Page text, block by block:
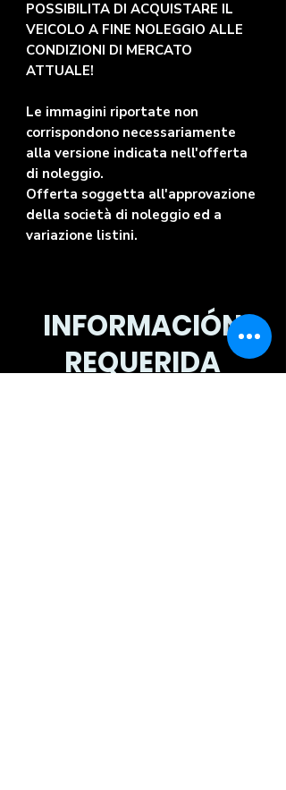
POSSIBILITA DI ACQUISTARE IL
VEICOLO A FINE NOLEGGIO ALLE
CONDIZIONI DI MERCATO
ATTUALE!
Le immagini riportate non
corrispondono necessariamente
alla versione indicata nell'offerta
di noleggio.
Offerta soggetta all'approvazione
della società di noleggio ed a
variazione listini.
INFORMACIÓN
REQUERIDA